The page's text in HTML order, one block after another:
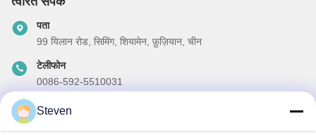
पता
99 यिलान रोड, सिमिंग, शियामेन, फ़ुज़ियान, चीन
टेलीफोन
0086-592-5510031
ईमेल
Steven